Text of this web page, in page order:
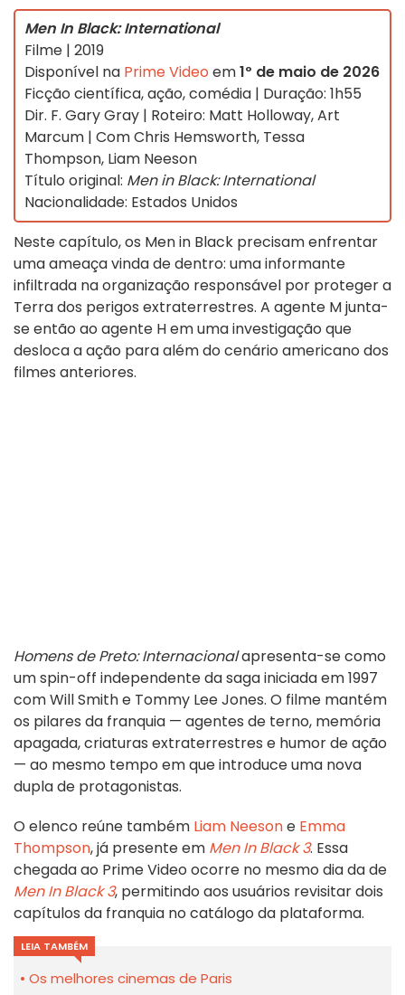
Men In Black: International
Filme | 2019
Disponível na Prime Video em1º de maio de 2026
Ficção científica, ação, comédia | Duração: 1h55
Dir. F. Gary Gray | Roteiro: Matt Holloway, Art
Marcum | Com Chris Hemsworth, Tessa
Thompson, Liam Neeson
Título original: Men in Black: International
Nacionalidade: Estados Unidos
Neste capítulo, os Men in Black precisam enfrentar
uma ameaça vinda de dentro: uma informante
infiltrada na organização responsável por proteger a
Terra dos perigos extraterrestres. A agente M junta-
se então ao agente H em uma investigação que
desloca a ação para além do cenário americano dos
filmes anteriores.
Homens de Preto: Internacionalapresenta-se como
um spin-off independente da saga iniciada em 1997
com Will Smith e Tommy Lee Jones. O filme mantém
os pilares da franquia — agentes de terno, memória
apagada, criaturas extraterrestres e humor de ação
— ao mesmo tempo em que introduce uma nova
dupla de protagonistas.
O elenco reúne também Liam Neesone Emma
Thompson, já presente em Men In Black 3. Essa
chegada ao Prime Video ocorre no mesmo dia da de
Men In Black 3, permitindo aos usuários revisitar dois
capítulos da franquia no catálogo da plataforma.
LEIA TAMBÉM
Os melhores cinemas de Paris